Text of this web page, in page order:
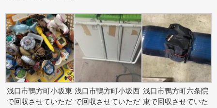
浅口市鴨方町小坂東
で回収させていただ
浅口市鴨方町小坂西
で回収させていただ
浅口市鴨方町六条院
東で回収させていた